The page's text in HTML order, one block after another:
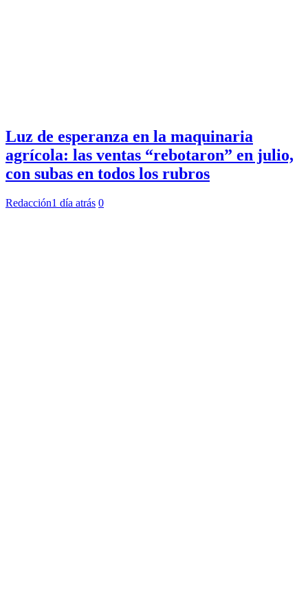
Luz de esperanza en la maquinaria
agrícola: las ventas “rebotaron” en julio,
con subas en todos los rubros
Redacción1 día atrás 0